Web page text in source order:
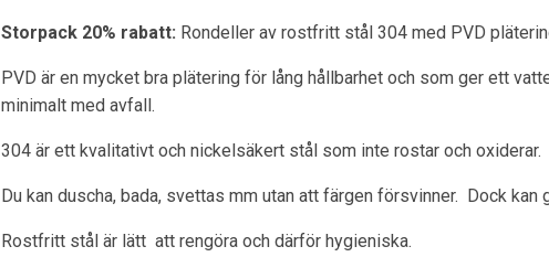
Storpack 20% rabatt: Rondeller av rostfritt stål 304 med PVD
PVD är en mycket bra plätering för lång hållbarhet och som ger ett
minimalt med avfall.
304 är ett kvalitativt och nickelsäkert stål som inte rostar och oxiderar.
Du kan duscha, bada, svettas mm utan att färgen försvinner. Dock
Rostfritt stål är lätt att rengöra och därför hygieniska.